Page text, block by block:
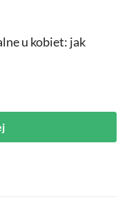
u kobiet: jak